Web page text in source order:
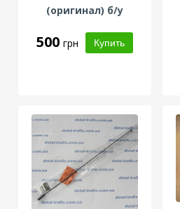
(оригинал) б/у
500грн